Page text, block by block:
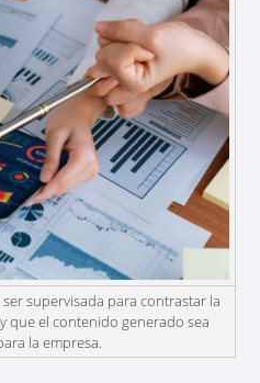
supervisada para contrastar la
que el contenido generado sea
la empresa.